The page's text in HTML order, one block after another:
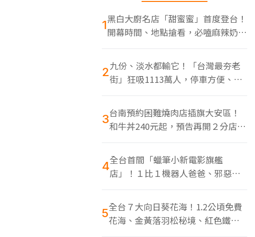
1黑白大廚名店「甜蜜蜜」首度登台！
開幕時間、地點搶看，必嗑麻辣奶油
蝦
2九份、淡水都輸它！「台灣最夯老
街」狂吸1113萬人，停車方便、特
色美食多
3台南預約困難燒肉店插旗大安區！
和牛丼240元起，預告再開２分店、
地點曝光
4全台首間「蠟筆小新電影旗艦
店」！１比１機器人爸爸、邪惡正
男，百款周邊買翻
5全台７大向日葵花海！1.2公頃免費
花海、金黃落羽松秘境、紅色鐵橋
同框